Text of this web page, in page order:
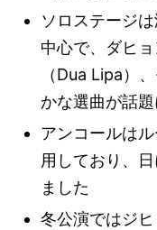
ソロステージ
中心で、ダヒ
（Dua Lipa）
かな選曲が話
アンコールは
用しており、
ました
冬公演ではジ